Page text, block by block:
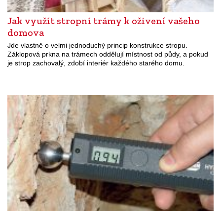
Jak využít stropní trámy k oživení vašeho
domova
Jde vlastně o velmi jednoduchý princip konstrukce stropu.
Záklopová prkna na trámech oddělují místnost od půdy, a pokud
je strop zachovalý, zdobí interiér každého starého domu.